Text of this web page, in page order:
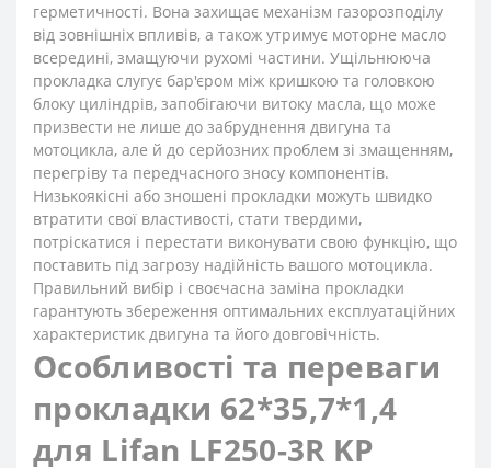
герметичності. Вона захищає механізм газорозподілу
від зовнішніх впливів, а також утримує моторне масло
всередині, змащуючи рухомі частини. Ущільнююча
прокладка слугує бар'єром між кришкою та головкою
блоку циліндрів, запобігаючи витоку масла, що може
призвести не лише до забруднення двигуна та
мотоцикла, але й до серйозних проблем зі змащенням,
перегріву та передчасного зносу компонентів.
Низькоякісні або зношені прокладки можуть швидко
втратити свої властивості, стати твердими,
потріскатися і перестати виконувати свою функцію, що
поставить під загрозу надійність вашого мотоцикла.
Правильний вибір і своєчасна заміна прокладки
гарантують збереження оптимальних експлуатаційних
характеристик двигуна та його довговічність.
Особливості та переваги
прокладки 62*35,7*1,4
для Lifan LF250-3R KP